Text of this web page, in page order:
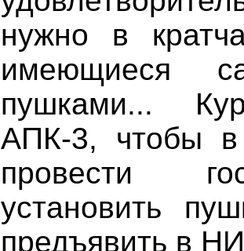
нужно в
имеющиеся
пушками...
АПК-3, чтобы
провести
установить
предъявить в